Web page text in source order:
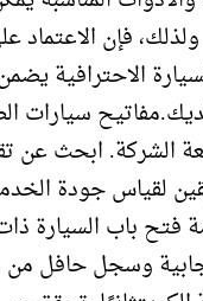
فإن
الاحترافية
سيارات
الشركة. ابحث عن
لقياس جودة
باب السيارة
وسجل حافل من